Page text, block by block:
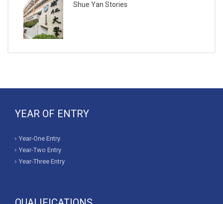
Shue Yan Stories
YEAR OF ENTRY
Year-One Entry
Year-Two Entry
Year-Three Entry